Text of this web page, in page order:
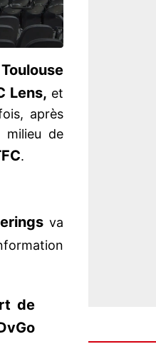
Toulouse
Lens, et
après
de
.
va
de